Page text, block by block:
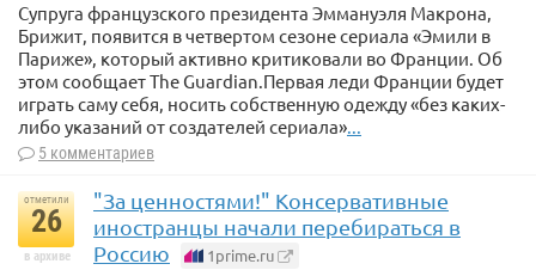
Супруга французского президента Эммануэля Макрона,
Брижит, появится в четвертом сезоне сериала «Эмили в
Париже», который активно критиковали во Франции. Об
этом сообщает The Guardian.Первая леди Франции будет
играть саму себя, носить собственную одежду «без каких-
либо указаний от создателей сериала»...
5 комментариев
отметили
26
в архиве
"За ценностями!" Консервативные
иностранцы начали перебираться в
Россию
1prime.ru